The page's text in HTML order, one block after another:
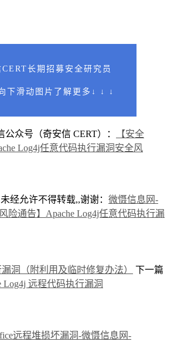
长期招募安全研究员
下滑动图片了解更多 ↓ ↓ ↓
公众号（奇安信 CERT）：
【安全
Log4j任意代码执行漏洞安全风
经允许不得转载,,谢谢： 微慑信息网-
风险通告】Apache Log4j任意代码执行漏
洞（附利用及临时修复办法）
下一篇
Log4j 远程代码执行漏洞